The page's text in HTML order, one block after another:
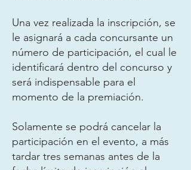
Una vez realizada la inscripción, se
le asignará a cada concursante un
número de participación, el cual le
identificará dentro del concurso y
será indispensable para el
momento de la premiación.
Solamente se podrá cancelar la
participación en el evento, a más
tardar tres semanas antes de la